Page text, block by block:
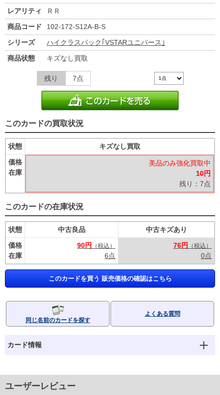
レアリティ
ＲＲ
商品コード
102-172-S12A-B-S
シリーズ
ハイクラスパック｢VSTARユニバース｣
商品状態
キズなし買取
残り 7点
このカードの買取状況
状態
価格
在庫
キズなし買取
美品のみ強化買取中
10円
残り：7点
このカードの在庫状況
状態
価格
在庫
中古良品
90円
（税込）
6点
中古キズあり
76円
（税込）
0点
このカードを買う 販売価格の確認はこちら
同じ名前のカードを探す
よくある質問
カード情報
ユーザーレビュー